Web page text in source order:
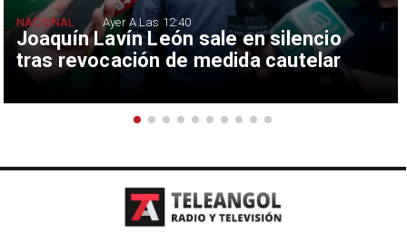
Joaquín Lavín León sale en silencio
tras revocación de medida cautelar
NACIONAL Ayer A Las 12:40